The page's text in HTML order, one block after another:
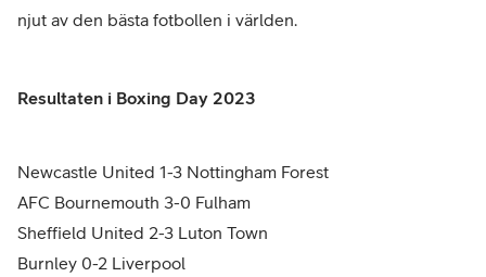
njut av den bästa fotbollen i världen.
Resultaten i Boxing Day 2023
Newcastle United 1-3 Nottingham Forest
AFC Bournemouth 3-0 Fulham
Sheffield United 2-3 Luton Town
Burnley 0-2 Liverpool